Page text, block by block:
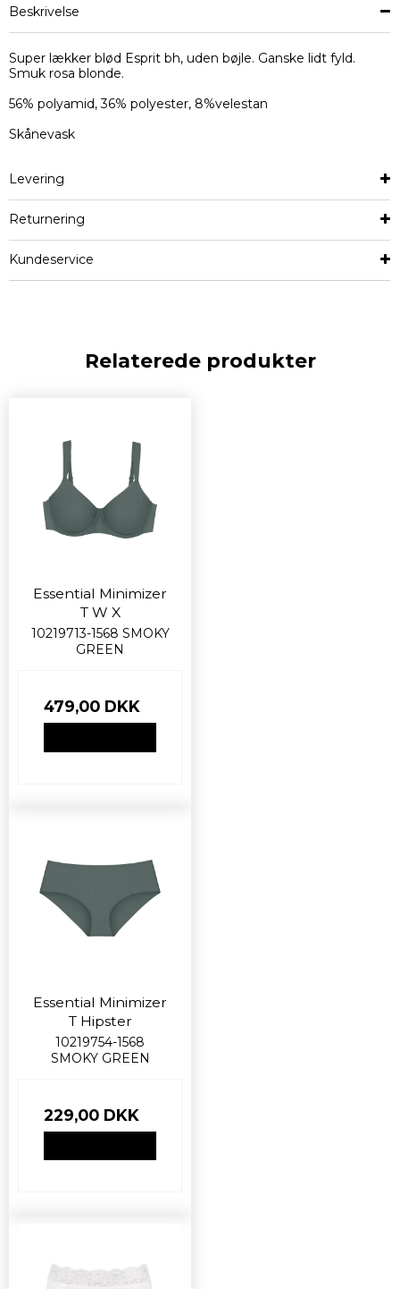
Beskrivelse
Super lækker blød Esprit bh, uden bøjle. Ganske lidt fyld.
Smuk rosa blonde.
56% polyamid, 36% polyester, 8%velestan
Skånevask
Levering
Returnering
Kundeservice
Relaterede produkter
Essential Minimizer
T W X
10219713-1568 SMOKY
GREEN
479,00 DKK
Essential Minimizer
T Hipster
10219754-1568
SMOKY GREEN
229,00 DKK